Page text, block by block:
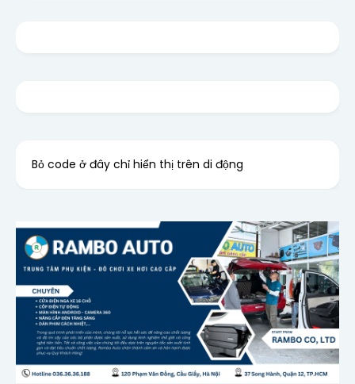
Bỏ code ở đây chỉ hiển thị trên di động